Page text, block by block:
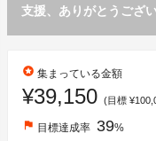
支援、ありがとうござい
stars 集まっている金額
¥39,150 (目標
flag 目標達成率 39%